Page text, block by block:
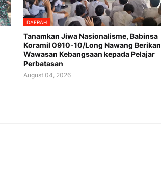
DAERAH
Tanamkan Jiwa Nasionalisme, Babinsa
Koramil 0910-10/Long Nawang Berikan
Wawasan Kebangsaan kepada Pelajar
Perbatasan
August 04, 2026